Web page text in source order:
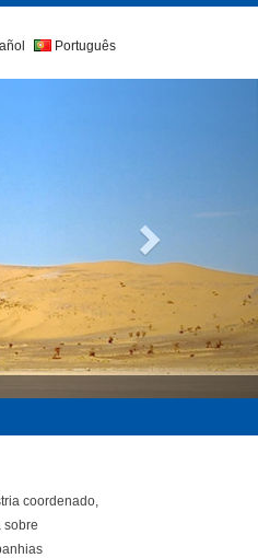
Português
coordenado,
sobre